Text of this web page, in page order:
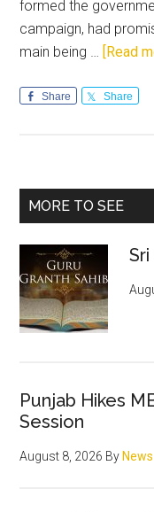
formed the
campaign, had
main being … [Read
Share Share
Primary
MORE TO SEE
Punjab Hikes
Session
August 8, 2026 By